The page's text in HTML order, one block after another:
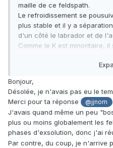
maille de ce feldspath.
Le refroidissement se
plus stable et il y a
d'un côté le labrador et de
Comme le K est minoritaire,
Les pétrographes appellent
Bonjour,
Désolée, je n'avais pas eu le
Merci pour ta réponse
@jjnom
.
J'avais quand même un peu
plus ou moins globalement les
phases d'exsolution, donc j'ai
Par contre, du coup, je n'arrive